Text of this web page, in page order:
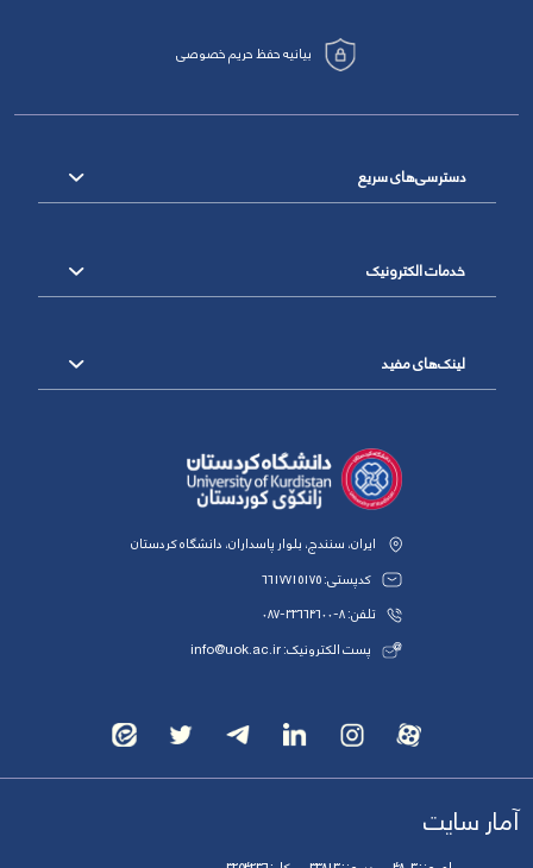
بیانیه حفظ حریم خصوصی
دسترسی‌های سریع
خدمات الکترونیک
لینک‌های مفید
ایران، سنندج، بلوار پاسداران، دانشگاه کردستان
کدپستی: 6617715175
تلفن: 8-33664600-087
پست الکترونیک: info@uok.ac.ir
آمار سایت